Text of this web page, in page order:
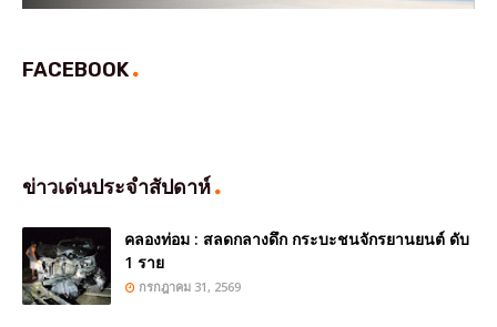
FACEBOOK
ข่าวเด่นประจำสัปดาห์
คลองท่อม : สลดกลางดึก กระบะชนจักรยานยนต์ ดับ
1 ราย
กรกฎาคม 31, 2569